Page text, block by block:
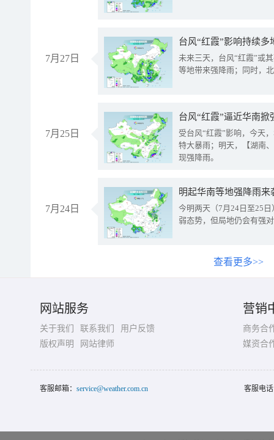
7月27日
台风“红霞”影响持续
未来三天，台风“红霞”或
等地带来强降雨；同时，
7月25日
台风“红霞”逼近华南
受台风“红霞”影响，今天
特大暴雨；明天，【湖南
现强降雨。
7月24日
明起华南等地强降雨
今明两天（7月24日至25
弱态势，但局地仍会有强
查看更多>>
网站服务
关于我们 联系我们
用户反馈
版权声明
网站律师
营销
商务合
媒资合
客服邮箱： service@weather.com.cn 客服电